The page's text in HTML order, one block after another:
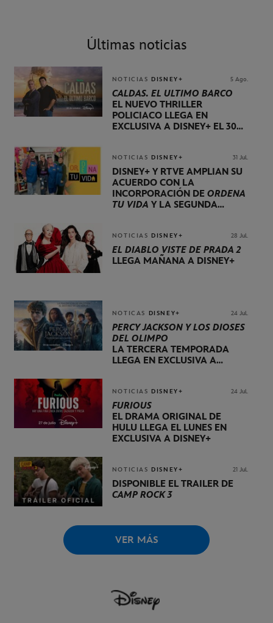
Últimas noticias
NOTICIAS DISNEY+ 5 Ago.
CALDAS. EL ÚLTIMO BARCO
EL NUEVO THRILLER
POLICIACO LLEGA EN
EXCLUSIVA A DISNEY+ EL 30
NOTICIAS DISNEY+ 31 Jul.
DISNEY+ Y RTVE AMPLÍAN SU
ACUERDO CON LA
INCORPORACIÓN DE ORDENA
TU VIDA Y LA SEGUNDA
NOTICIAS DISNEY+ 28 Jul.
EL DIABLO VISTE DE PRADA 2
LLEGA MAÑANA A DISNEY+
NOTICAS DISNEY+ 24 Jul.
PERCY JACKSON Y LOS DIOSES
DEL OLIMPO
LA TERCERA TEMPORADA
LLEGA EN EXCLUSIVA A
NOTICIAS DISNEY+ 24 Jul.
FURIOUS
EL DRAMA ORIGINAL DE
HULU LLEGA EL LUNES EN
EXCLUSIVA A DISNEY+
NOTICIAS DISNEY+ 21 Jul.
DISPONIBLE EL TRÁILER DE
CAMP ROCK 3
VER MÁS